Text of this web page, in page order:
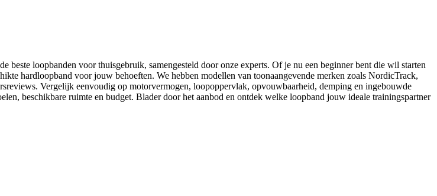
loopbanden voor thuisgebruik, samengesteld door onze experts. Of je nu een beginner bent die wil starten
hardloopband voor jouw behoeften. We hebben modellen van toonaangevende merken zoals NordicTrack,
Vergelijk eenvoudig op motorvermogen, loopoppervlak, opvouwbaarheid, demping en ingebouwde
beschikbare ruimte en budget. Blader door het aanbod en ontdek welke loopband jouw ideale trainingspartner